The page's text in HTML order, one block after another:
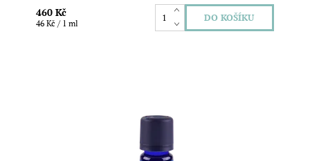
460 Kč
46 Kč / 1 ml
Obsah: 10ml Éterický olej 100% čistý přírodní v jojobě.
Jasmin Sambac 3% koncentrace v čisté jojobě. Lze
použít jako pleťový olej (při použití na obličej je vhodné
jej zředit na polovinu), osobní parfém, nebo přidat do